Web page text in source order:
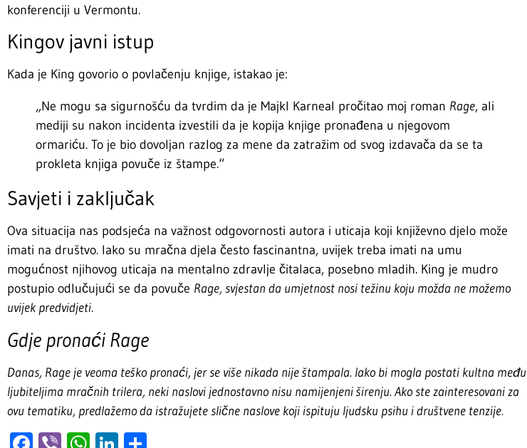
konferenciji u Vermontu.
Kingov javni istup
Kada je King govorio o povlačenju knjige, istakao je:
„Ne mogu sa sigurnošću da tvrdim da je Majkl Karneal pročitao moj roman Rage, ali
mediji su nakon incidenta izvestili da je kopija knjige pronađena u njegovom
ormariću. To je bio dovoljan razlog za mene da zatražim od svog izdavača da se ta
prokleta knjiga povuče iz štampe.“
Savjeti i zaključak
Ova situacija nas podsjeća na važnost odgovornosti autora i uticaja koji književno djelo može
imati na društvo. Iako su mračna djela često fascinantna, uvijek treba imati na umu
mogućnost njihovog uticaja na mentalno zdravlje čitalaca, posebno mladih. King je mudro
postupio odlučujući se da povuče Rage, svjestan da umjetnost nosi težinu koju možda ne možemo
uvijek predvidjeti.
Gdje pronaći Rage
Danas, Rage je veoma teško pronaći, jer se više nikada nije štampala. Iako bi mogla postati kultna među
ljubiteljima mračnih trilera, neki naslovi jednostavno nisu namijenjeni širenju. Ako ste zainteresovani za
ovu tematiku, predlažemo da istražujete slične naslove koji ispituju ljudsku psihu i društvene tenzije.